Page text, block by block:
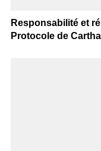
Responsabilité et
Protocole de